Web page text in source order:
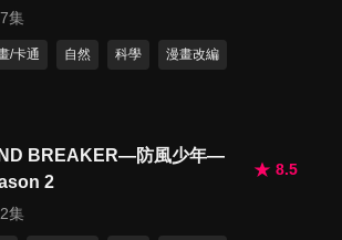
集
/卡通 自然 科學 漫畫改編
BREAKER—防風少年—
2
8.5
集